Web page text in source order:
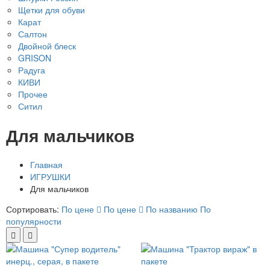
Щетки для обуви
Карат
Салтон
Двойной блеск
GRISON
Радуга
КИВИ
Прочее
Ситил
Для мальчиков
Главная
ИГРУШКИ
Для мальчиков
Сортировать: По цене По цене По названию По
популярности